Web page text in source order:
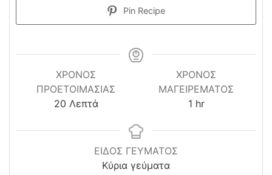
Pin Recipe
ΧΡΌΝΟΣ
ΠΡΟΕΤΟΙΜΑΣΊΑΣ
20minutes
Λεπτά
ΧΡΟΝΟΣ
ΜΑΓΕΙΡΕΜΑΤΟΣ
1hour
hr
ΕΙΔΟΣ ΓΕΥΜΑΤΟΣ
Κύρια γεύματα